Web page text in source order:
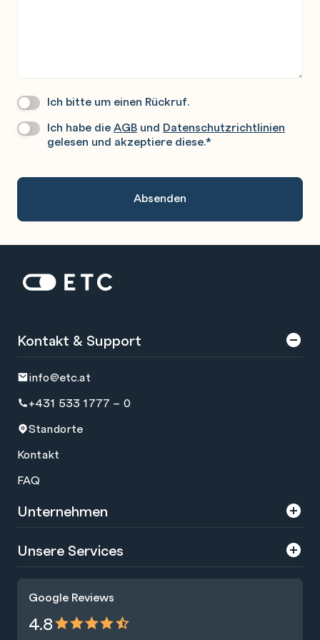
Wir
Sie
Ich bitte um einen Rückruf.
Datenschutz*
Ich habe dieAGB und Datenschutzrichtlinien
gelesen und akzeptiere diese.*
Startseite: ETC
Google Reviews
4.8
Kontakt & Support
info@etc.at
+431 533 1777 – 0
Standorte
Kontakt
FAQ
Unternehmen
Über uns
Presse
Nachhaltigkeit
Unsere Services